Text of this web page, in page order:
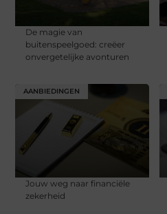
De magie van
buitenspeelgoed: creëer
onvergetelijke avonturen
AANBIEDINGEN
Jouw weg naar financiële
zekerheid